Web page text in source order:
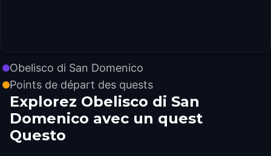
Obelisco di San Domenico
Points de départ des quests
Explorez Obelisco di San
Domenico avec un quest
Questo